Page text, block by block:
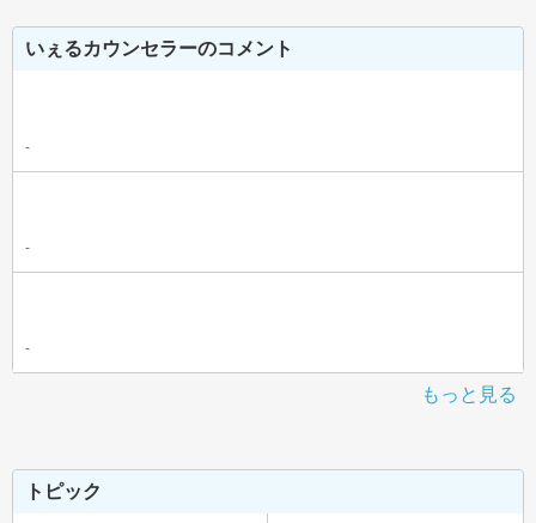
いぇるカウンセラーのコメント
-
-
-
もっと見る
トピック